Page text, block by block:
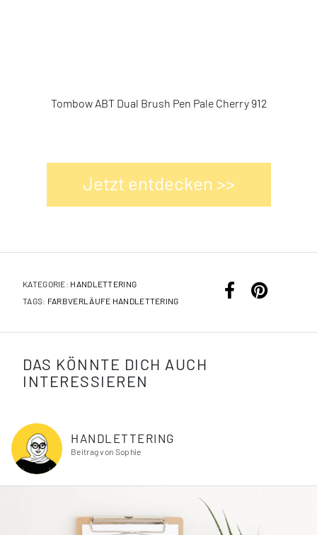
Tombow ABT Dual Brush Pen Pale Cherry 9122973692
Jetzt entdecken >>
KATEGORIE: HANDLETTERING
TAGS: FARBVERLÄUFE HANDLETTERING
DAS KÖNNTE DICH AUCH
INTERESSIEREN
HANDLETTERING
Beitrag von Sophie